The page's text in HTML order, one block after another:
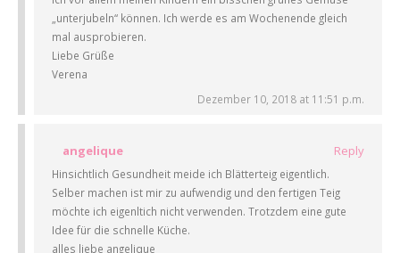
„unterjubeln“ können. Ich werde es am Wochenende gleich
mal ausprobieren.
Liebe Grüße
Verena
Dezember 10, 2018 at 11:51 p.m.
angelique Reply
Hinsichtlich Gesundheit meide ich Blätterteig eigentlich.
Selber machen ist mir zu aufwendig und den fertigen Teig
möchte ich eigenltich nicht verwenden. Trotzdem eine gute
Idee für die schnelle Küche.
alles liebe angelique